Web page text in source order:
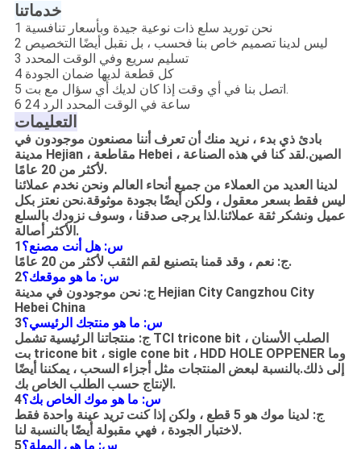
خدماتنا
1 نحن توريد سلع ذات نوعية جيدة وبأسعار تنافسية
2 ليس لدينا تصميم خاص بنا فحسب ، بل نقبل أيضًا التخصيص
3 تسليم سريع وفي الوقت المحدد
4 كل قطعة لديها ضمان الجودة
5 اتصل بنا في أي وقت إذا كان لديك أي سؤال مع بت.
6 24 ساعة في الوقت المحدد الرد
التعليمات
بادئ ذي بدء ، نريد منك أن تعرف أننا مصنعون موجودون في
مدينة Hejian ، مقاطعة Hebei ، الصين.لقد كنا في هذه الصناعة
لأكثر من 20 عامًا.
لدينا العديد من العملاء من جميع أنحاء العالم ونحن نخدم عملائنا
ليس فقط بسعر معقول ، ولكن أيضًا بجودة موثوقة.نحن نعتز بكل
عميل ونشكر ثقة عملائنا.لذا يرجى صدقنا ، وسوف نزودك بالسلع
الأكثر أصالة.
1س: هل أنت مصنع؟
ج: نعم ، وقد قمنا بتصنيع لقم الثقب لأكثر من 20 عامًا.
2س: ما هو موقعك؟
ج: نحن موجودون في مدينة Hejian City Cangzhou City
Hebei China
3س: ما هو منتجك الرئيسي؟
ج: منتجاتنا الرئيسية تشمل TCI tricone bit ، الصلب الأسنان
بت tricone bit ، sigle cone bit ، HDD HOLE OPPENER وما
إلى ذلك.بالنسبة لبعض المنتجات مثل أجزاء السحب ، يمكننا أيضًا
الإنتاج حسب الطلب الخاص بك.
4س: ما هو موك الخاص بك؟
ج: لدينا موك هو 5 قطع ، ولكن إذا كنت تريد عينة واحدة فقط
لاختبار الجودة ، فهي مقبولة أيضًا بالنسبة لنا.
5س: ما هي المهلة؟